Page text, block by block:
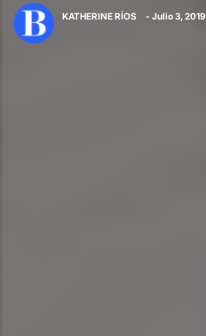
KATHERINE RÍOS - Julio 3, 2019